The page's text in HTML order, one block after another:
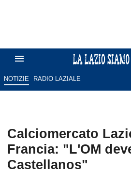
NOTIZIE RADIO LAZIALE
Calciomercato
Francia: "L'OM
Castellanos"